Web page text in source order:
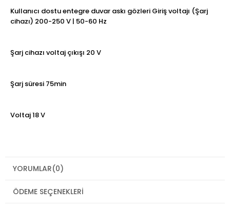
Kullanıcı dostu entegre duvar askı gözleri Giriş voltajı (Şarj
cihazı) 200-250 V | 50-60 Hz
Şarj cihazı voltaj çıkışı 20 V
Şarj süresi 75min
Voltaj 18 V
YORUMLAR(0)
ÖDEME SEÇENEKLERI